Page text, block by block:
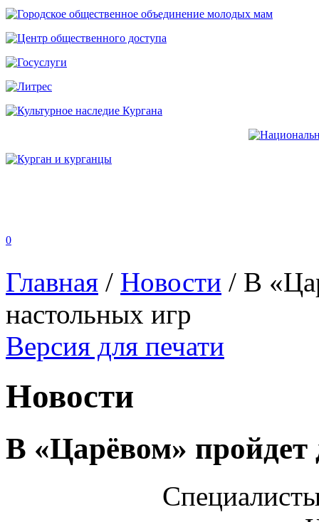
0
Главная / Новости / В
настольных игр
Версия для печати
Новости
В «Царёвом» пройдет